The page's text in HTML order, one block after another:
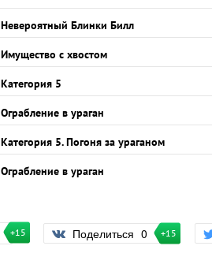
Невероятный Блинки Билл
Имущество с хвостом
Категория 5
Ограбление в ураган
Категория 5. Погоня за ураганом
Ограбление в ураган
+15 Поделиться 0 +15